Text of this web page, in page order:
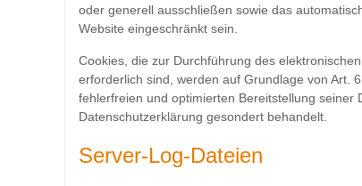
oder generell ausschließen sowie das
Website eingeschränkt sein.
Cookies, die zur Durchführung des
erforderlich sind, werden auf Grundlage von Art.
fehlerfreien und optimierten Bereitstellung seiner
Datenschutzerklärung gesondert behandelt.
Server-Log-Dateien